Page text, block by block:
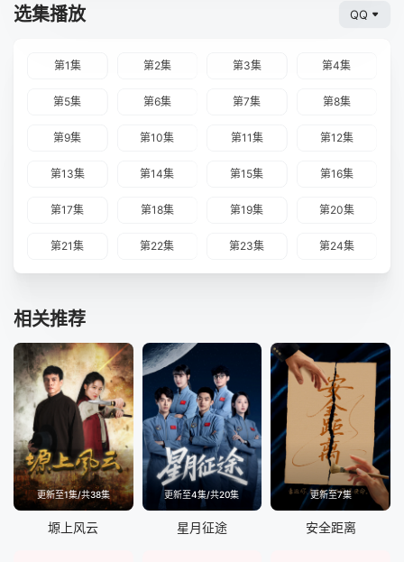
选集播放 QQ
第1集 第2集 第3集 第4集
第5集 第6集 第7集 第8集
第9集 第10集 第11集 第12集
第13集 第14集 第15集 第16集
第17集 第18集 第19集 第20集
第21集 第22集 第23集 第24集
相关推荐
更新至1集/共38集
塬上风云
更新至4集/共20集
星月征途
更新至7集
安全距离